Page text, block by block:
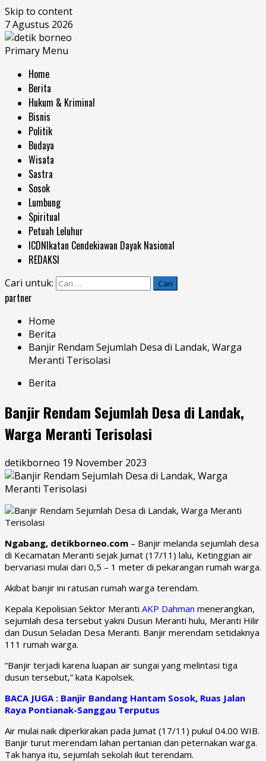
Skip to content
7 Agustus 2026
Primary Menu
Home
Berita
Hukum & Kriminal
Bisnis
Politik
Budaya
Wisata
Sastra
Sosok
Lumbung
Spiritual
Petuah Leluhur
ICDNIkatan Cendekiawan Dayak Nasional
REDAKSI
Cari untuk:
partner
Home
Berita
Banjir Rendam Sejumlah Desa di Landak, Warga
Meranti Terisolasi
Berita
Banjir Rendam Sejumlah Desa di Landak,
Warga Meranti Terisolasi
detikborneo 19 November 2023
Ngabang, detikborneo.com – Banjir melanda sejumlah desa
di Kecamatan Meranti sejak Jumat (17/11) lalu, Ketinggian air
bervariasi mulai dari 0,5 – 1 meter di pekarangan rumah warga.
Akibat banjir ini ratusan rumah warga terendam.
Kepala Kepolisian Sektor Meranti AKP Dahman menerangkan,
sejumlah desa tersebut yakni Dusun Meranti hulu, Meranti Hilir
dan Dusun Seladan Desa Meranti. Banjir merendam setidaknya
111 rumah warga.
“Banjir terjadi karena luapan air sungai yang melintasi tiga
dusun tersebut,” kata Kapolsek.
BACA JUGA : Banjir Bandang Hantam Sosok, Ruas Jalan
Raya Pontianak-Sanggau Terputus
Air mulai naik diperkirakan pada Jumat (17/11) pukul 04.00 WIB.
Banjir turut merendam lahan pertanian dan peternakan warga.
Tak hanya itu, sejumlah sekolah ikut terendam.